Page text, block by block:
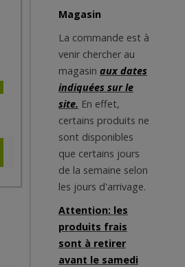
Magasin
La commande est à
venir chercher au
magasin aux dates
indiquées sur le
site. En effet,
certains produits ne
sont disponibles
que certains jours
de la semaine selon
les jours d'arrivage.
Attention: les
produits frais
sont à retirer
avant le samedi